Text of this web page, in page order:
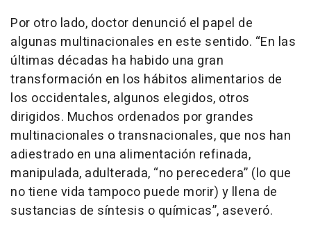
Por otro lado, doctor denunció el papel de
algunas multinacionales en este sentido. “En las
últimas décadas ha habido una gran
transformación en los hábitos alimentarios de
los occidentales, algunos elegidos, otros
dirigidos. Muchos ordenados por grandes
multinacionales o transnacionales, que nos han
adiestrado en una alimentación refinada,
manipulada, adulterada, “no perecedera” (lo que
no tiene vida tampoco puede morir) y llena de
sustancias de síntesis o químicas”, aseveró.